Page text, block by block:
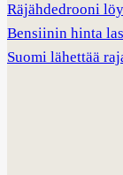
Räjähdedrooni
Bensiinin hinta
Suomi lähettää